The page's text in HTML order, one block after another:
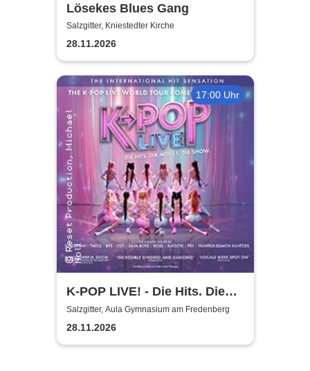
Lösekes Blues Gang
Salzgitter, Kniestedter Kirche
28.11.2026
17:00 Uhr
K-POP LIVE! - Die Hits. Die
Moves. Die Show.
Salzgitter, Aula Gymnasium am Fredenberg
28.11.2026